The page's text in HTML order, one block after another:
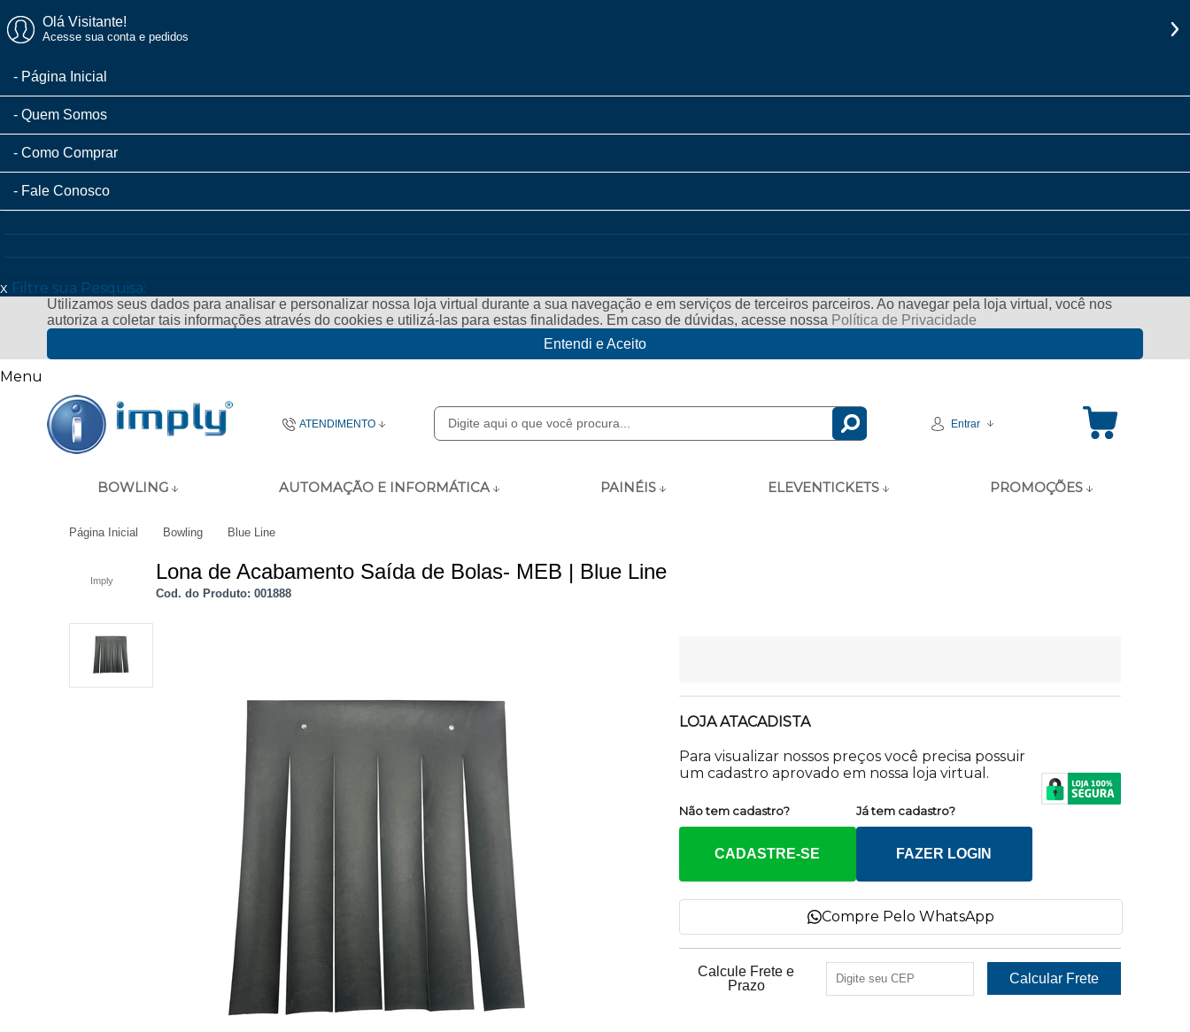
Olá Visitante!
Acesse sua conta e pedidos
Página Inicial
Quem Somos
Como Comprar
Fale Conosco
x Filtre sua Pesquisa:
Utilizamos seus dados para analisar e personalizar nossa loja virtual durante a sua navegação e em serviços de terceiros parceiros. Ao navegar pela loja virtual, você nos
autoriza a coletar tais informações através do cookies e utilizá-las para estas finalidades. Em caso de dúvidas, acesse nossa Política de Privacidade
Entendi e Aceito
Menu
ATENDIMENTO Entrar
BOWLING AUTOMAÇÃO E INFORMÁTICA PAINÉIS ELEVENTICKETS PROMOÇÕES
Página Inicial Bowling Blue Line
Imply Lona de Acabamento Saída de Bolas- MEB | Blue Line
Cod. do Produto: 001888
LOJA ATACADISTA
Para visualizar nossos preços você precisa possuir
um cadastro aprovado em nossa loja virtual.
Não tem cadastro?
CADASTRE-SE
Já tem cadastro?
FAZER LOGIN
Compre Pelo WhatsApp
Calcule Frete e
Prazo